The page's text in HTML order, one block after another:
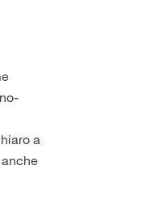
a